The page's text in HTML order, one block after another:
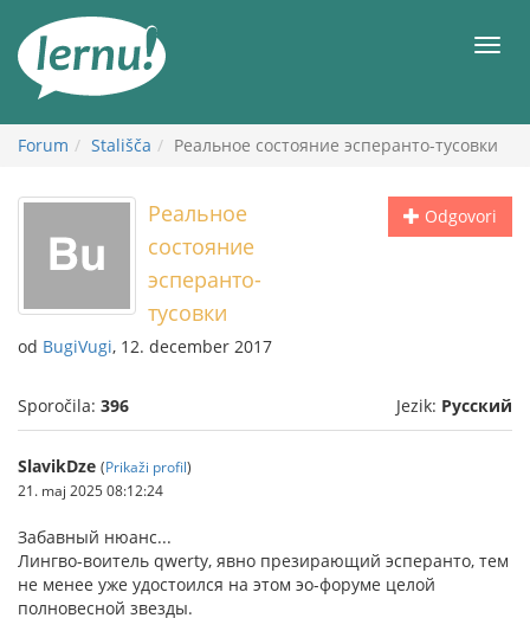
vsebini
Meni
Forum Stališča Реальное состояние эсперанто-тусовки
Odgovori
Реальное
состояние
эсперанто-
тусовки
od BugiVugi, 12. december 2017
Sporočila: 396 Jezik: Русский
SlavikDze (Prikaži profil)
21. maj 2025 08:12:24
Забавный нюанс...
Лингво-воитель qwerty, явно презирающий эсперанто, тем
не менее уже удостоился на этом эо-форуме целой
полновесной звезды.